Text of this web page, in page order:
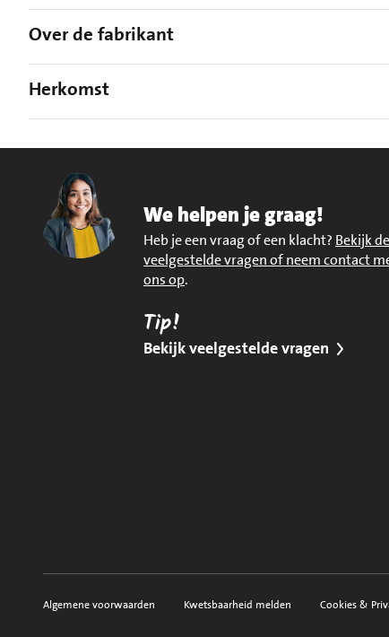
Over de fabrikant
Herkomst
We helpen je graag!
Heb je een vraag of een klacht? Bekijk de
veelgestelde vragen of neem contact
ons op.
Tip!
Bekijk veelgestelde vragen
Voorwaarden, privacy en sitemap
Algemene voorwaarden Kwetsbaarheid melden Cookies &